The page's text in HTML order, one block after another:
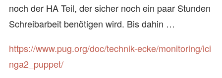
noch der HA Teil, der sicher noch ein paar Stunden
Schreibarbeit benötigen wird. Bis dahin …
https://www.pug.org/doc/technik-ecke/monitoring/ici
nga2_puppet/